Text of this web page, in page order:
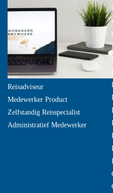
Reisadviseur
Medewerker Product
Zelfstandig Reisspecialist
Administratief Medewerker